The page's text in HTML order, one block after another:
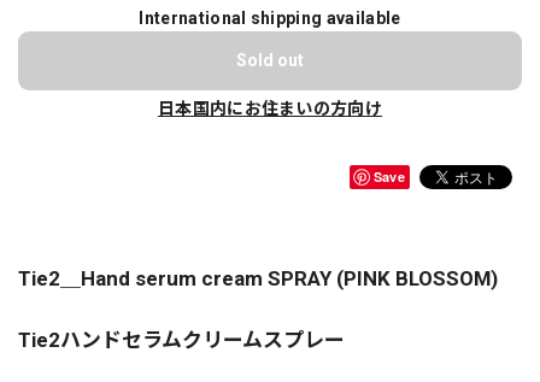
International shipping available
Sold out
日本国内にお住まいの方向け
Save
Tie2＿Hand serum cream SPRAY (PINK BLOSSOM)
Tie2ハンドセラムクリームスプレー